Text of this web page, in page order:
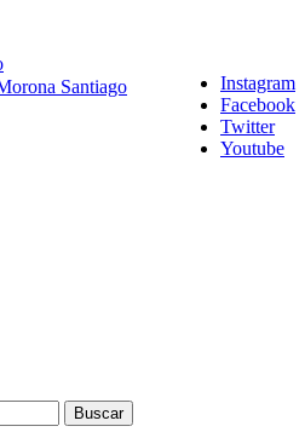
Instagram
Facebook
Twitter
Youtube